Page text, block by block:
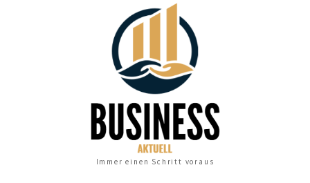
Immer einen Schritt voraus